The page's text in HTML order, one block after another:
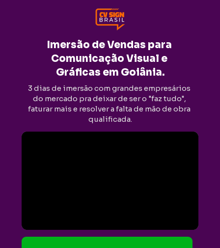
Imersão de Vendas para
Comunicação Visual e
Gráficas em Goiânia.
3 dias de imersão com grandes empresários
do mercado pra deixar de ser o "faz tudo",
faturar mais e resolver a falta de mão de obra
qualificada.